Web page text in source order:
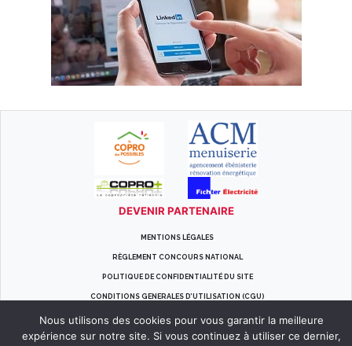
DEVENIR PARTENAIRE
MENTIONS LÉGALES
RÈGLEMENT CONCOURS NATIONAL
POLITIQUE DE CONFIDENTIALITÉ DU SITE
CONDITIONS GENERALES D’UTILISATION (CGU)
-Réalisation
Nous utilisons des cookies pour vous garantir la meilleure
expérience sur notre site. Si vous continuez à utiliser ce dernier,